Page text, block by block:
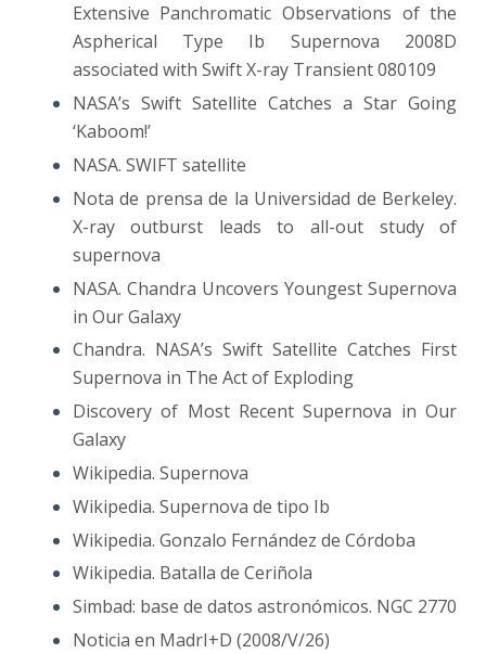
Extensive Panchromatic Observations of the
Aspherical Type Ib Supernova 2008D
associated with Swift X-ray Transient 080109
NASA’s Swift Satellite Catches a Star Going
‘Kaboom!’
NASA. SWIFT satellite
Nota de prensa de la Universidad de Berkeley.
X-ray outburst leads to all-out study of
supernova
NASA. Chandra Uncovers Youngest Supernova
in Our Galaxy
Chandra. NASA’s Swift Satellite Catches First
Supernova in The Act of Exploding
Discovery of Most Recent Supernova in Our
Galaxy
Wikipedia. Supernova
Wikipedia. Supernova de tipo Ib
Wikipedia. Gonzalo Fernández de Córdoba
Wikipedia. Batalla de Ceriñola
Simbad: base de datos astronómicos. NGC 2770
Noticia en MadrI+D (2008/V/26)